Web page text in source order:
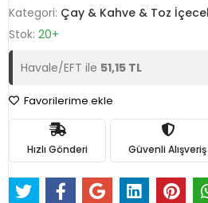
Kategori: Çay & Kahve & Toz
Stok: 20+
Havale/EFT ile 51,15 TL
Favorilerime ekle
Hızlı Gönderi Güvenli Alışveriş